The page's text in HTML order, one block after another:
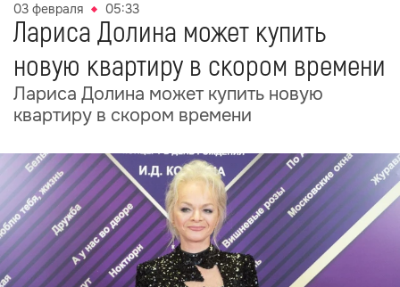
03 февраля 05:33
Лариса Долина может купить
новую квартиру в скором времени
Лариса Долина может купить новую
квартиру в скором времени